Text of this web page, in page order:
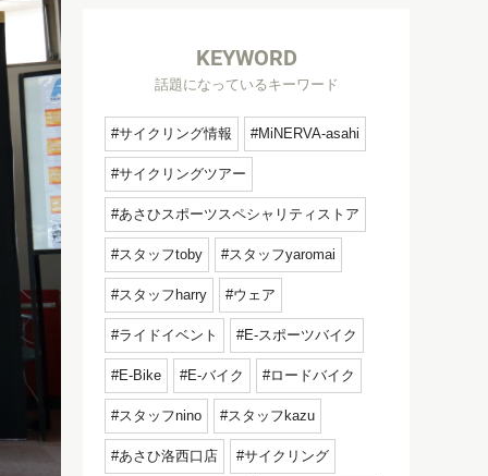
KEYWORD
話題になっているキーワード
サイクリング情報 MiNERVA-asahi
サイクリングツアー
あさひスポーツスペシャリティストア
スタッフtoby スタッフyaromai
スタッフharry ウェア
ライドイベント E-スポーツバイク
E-Bike E-バイク ロードバイク
スタッフnino スタッフkazu
あさひ洛西口店 サイクリング